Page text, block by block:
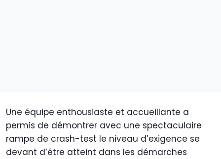
Une équipe enthousiaste et accueillante a
permis de démontrer avec une spectaculaire
rampe de crash-test le niveau d’exigence se
devant d’être atteint dans les démarches